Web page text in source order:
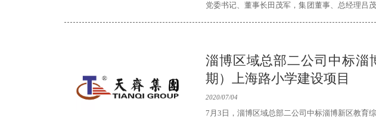
党委书记、董事长田茂军，集团董事、总经理吕
淄博区域总部二公司中标淄
期）上海路小学建设项目
2020/07/04
7月3日，淄博区域总部二公司中标淄博新区教育